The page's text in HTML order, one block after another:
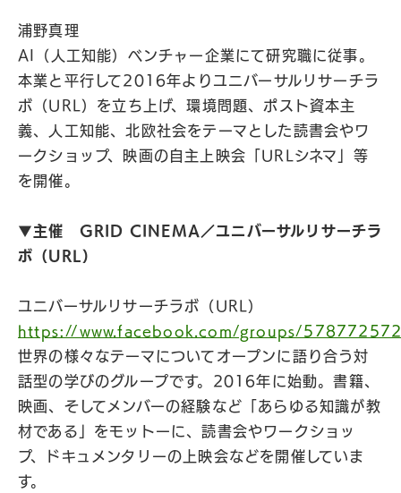
浦野真理
AI（人工知能）ベンチャー企業にて研究職に従事。
本業と平行して2016年よりユニバーサルリサーチラ
ボ（URL）を立ち上げ、環境問題、ポスト資本主
義、人工知能、北欧社会をテーマとした読書会やワ
ークショップ、映画の自主上映会「URLシネマ」等
を開催。
▼主催 GRID CINEMA／ユニバーサルリサーチラ
ボ（URL）
ユニバーサルリサーチラボ（URL）
https://www.facebook.com/groups/
世界の様々なテーマについてオープンに語り合う対
話型の学びのグループです。2016年に始動。書籍、
映画、そしてメンバーの経験など「あらゆる知識が教
材である」をモットーに、読書会やワークショッ
プ、ドキュメンタリーの上映会などを開催していま
す。